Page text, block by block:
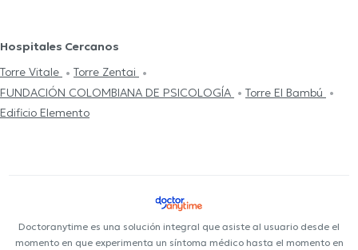
Hospitales Cercanos
Torre Vitale
Torre Zentai
FUNDACIÓN COLOMBIANA DE PSICOLOGÍA
Torre El Bambú
Edificio Elemento
Doctoranytime es una solución integral que asiste al usuario desde el
momento en que experimenta un síntoma médico hasta el momento en